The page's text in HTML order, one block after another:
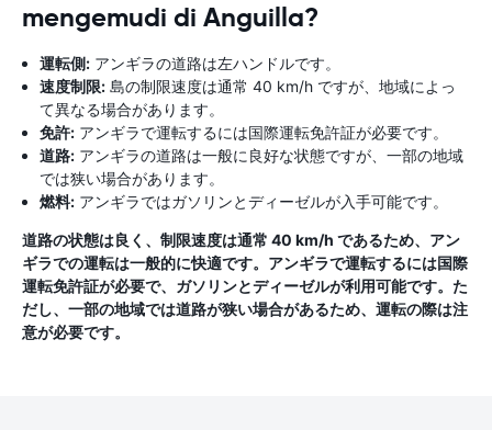
mengemudi di Anguilla?
運転側: アンギラの道路は左ハンドルです。
速度制限: 島の制限速度は通常 40 km/h ですが、地域によっ
て異なる場合があります。
免許: アンギラで運転するには国際運転免許証が必要です。
道路: アンギラの道路は一般に良好な状態ですが、一部の地域
では狭い場合があります。
燃料: アンギラではガソリンとディーゼルが入手可能です。
道路の状態は良く、制限速度は通常 40 km/h であるため、アン
ギラでの運転は一般的に快適です。アンギラで運転するには国際
運転免許証が必要で、ガソリンとディーゼルが利用可能です。た
だし、一部の地域では道路が狭い場合があるため、運転の際は注
意が必要です。